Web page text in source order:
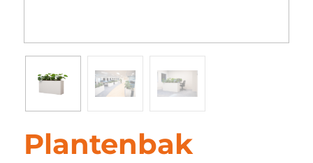
Plantenbak